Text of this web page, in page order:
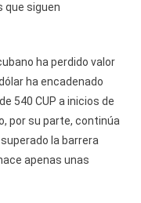
siguen
ha perdido valor
ha encadenado
540 CUP a inicios de
por su parte, continúa
la barrera
apenas unas